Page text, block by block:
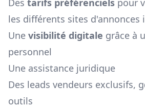
Des tarifs préférenciels pour
les différents sites d'annonces
Une visibilité digitale grâce à
personnel
Une assistance juridique
Des leads vendeurs exclusifs,
outils